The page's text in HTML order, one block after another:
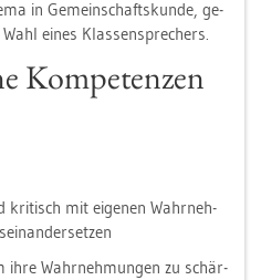
in Ge­mein­schafts­kun­de, ge­
eines Klas­sen­spre­chers.
Kom­pe­ten­zen
kri­tisch mit ei­ge­nen Wahr­neh­
ihre Wahr­neh­mun­gen zu schär­